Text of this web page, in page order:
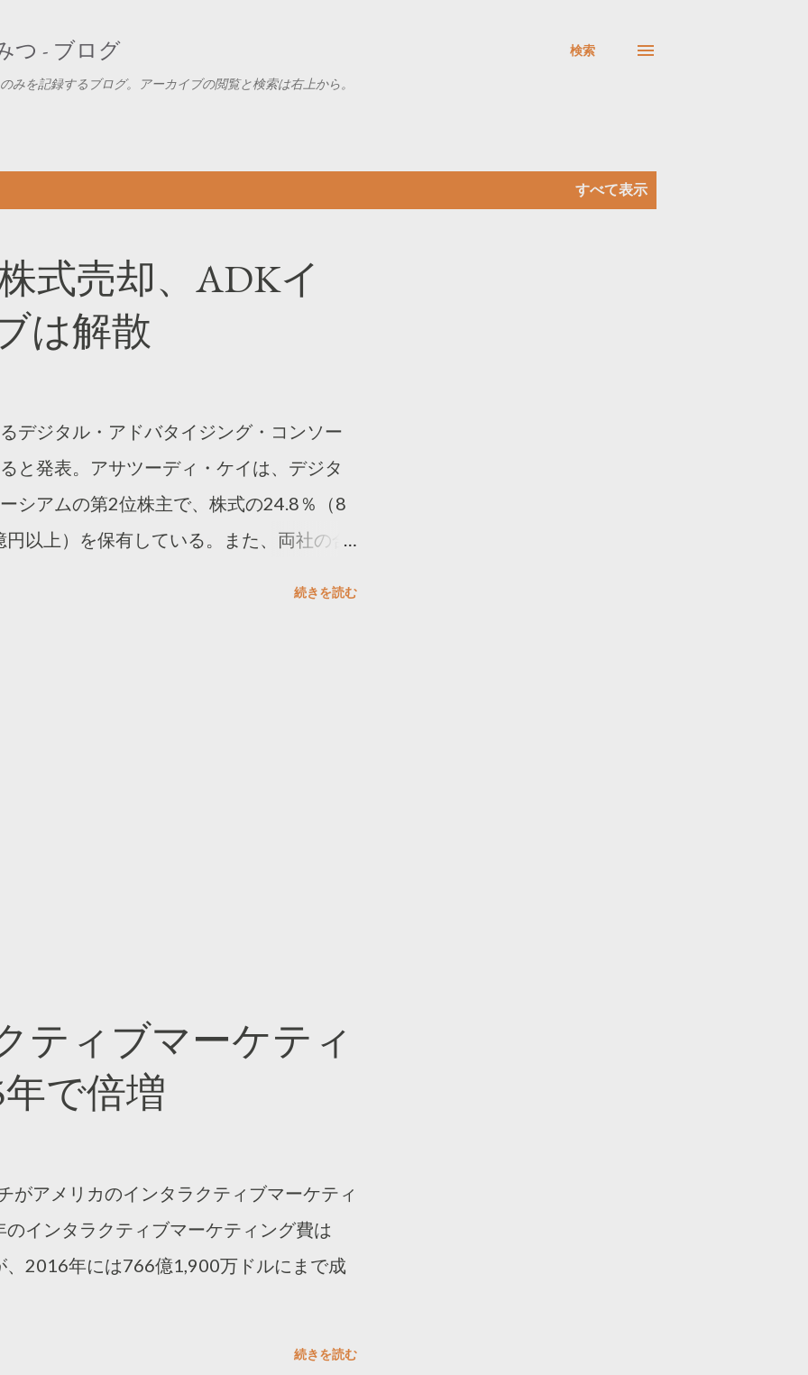
つ - ブログ
みを記録するブログ。アーカイブの閲覧と検索は右上から。
検索
すべて表示
式売却、ADKイ
は解散
デジタル・アドバタイジング・コンソー
と発表。アサツーディ・ケイは、デジタ
シアムの第2位株主で、株式の24.8％（8
以上）を保有している。また、両社の合
続きを読む
ティブマーケティ
で倍増
がアメリカのインタラクティブマーケティ
インタラクティブマーケティング費は
2016年には766億1,900万ドルにまで成
続きを読む